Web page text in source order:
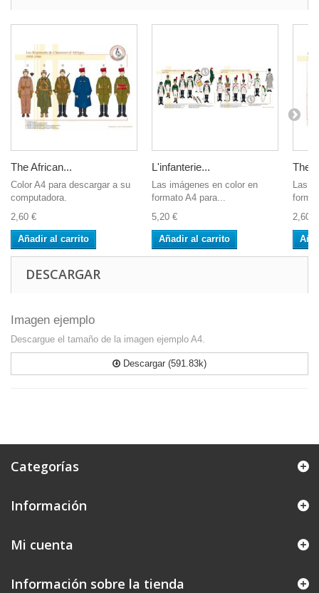
The African...
Color A4 para descargar a su
computadora.
2,60 €
Añadir al carrito
L'infanterie...
Las imágenes en color en
formato A4 para...
5,20 €
Añadir al carrito
The
Las
2,60 €
DESCARGAR
Imagen ejemplo
Descargue el tamaño de la imagen ejemplo A4.
Descargar (591.83k)
Categorías
Información
Mi cuenta
Información sobre la tienda